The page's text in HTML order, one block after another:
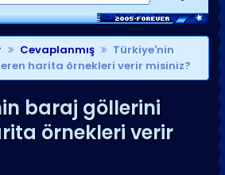
Cevaplanmış
Türkiye'nin
harita örnekleri verir misiniz?
baraj göllerini
örnekleri verir